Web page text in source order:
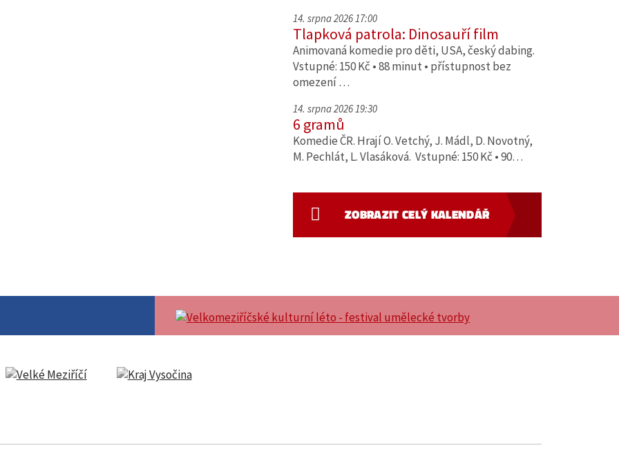
14. srpna 2026 17:00
Tlapková patrola: Dinosauří film
Animovaná komedie pro děti, USA, český dabing.
Vstupné: 150 Kč • 88 minut • přístupnost bez
omezení …
14. srpna 2026 19:30
6 gramů
Komedie ČR. Hrají O. Vetchý, J. Mádl, D. Novotný,
M. Pechlát, L. Vlasáková. Vstupné: 150 Kč • 90…
ZOBRAZIT CELÝ KALENDÁŘ